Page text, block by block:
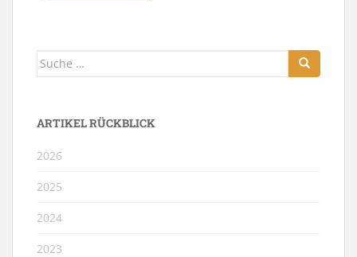
Suche
ARTIKEL RÜCKBLICK
2026
2025
2024
2023